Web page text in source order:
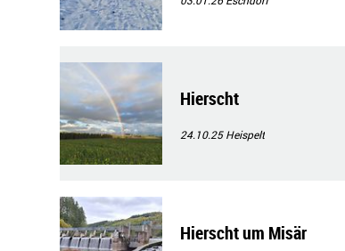
Hierscht
24.10.25Heispelt
Hierscht um Misär